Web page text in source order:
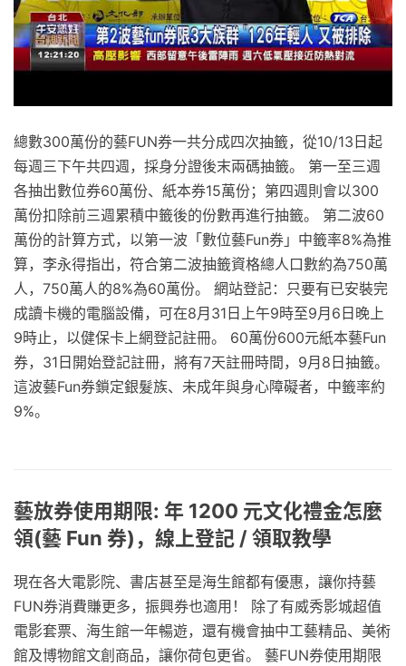
總數300萬份的藝FUN券一共分成四次抽籤，從10/13日起
每週三下午共四週，採身分證後末兩碼抽籤。 第一至三週
各抽出數位券60萬份、紙本券15萬份；第四週則會以300
萬份扣除前三週累積中籤後的份數再進行抽籤。 第二波60
萬份的計算方式，以第一波「數位藝Fun券」中籤率8%為推
算，李永得指出，符合第二波抽籤資格總人口數約為750萬
人，750萬人的8%為60萬份。 網站登記：只要有已安裝完
成讀卡機的電腦設備，可在8月31日上午9時至9月6日晚上
9時止，以健保卡上網登記註冊。 60萬份600元紙本藝Fun
券，31日開始登記註冊，將有7天註冊時間，9月8日抽籤。
這波藝Fun券鎖定銀髮族、未成年與身心障礙者，中籤率約
9%。
藝放券使用期限: 年 1200 元文化禮金怎麼
領(藝 Fun 券)，線上登記 / 領取教學
現在各大電影院、書店甚至是海生館都有優惠，讓你持藝
FUN券消費賺更多，振興券也適用！ 除了有威秀影城超值
電影套票、海生館一年暢遊，還有機會抽中工藝精品、美術
館及博物館文創商品，讓你荷包更省。 藝FUN券使用期限